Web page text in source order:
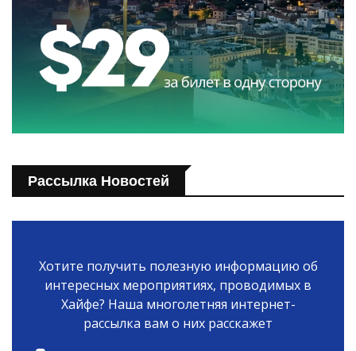
Рассылка Новостей
Хотите получить полезную информацию об
интересных мероприятиях, проводимых в
Хайфе? Наша многолетняя интернет-
рассылка вам о них расскажет